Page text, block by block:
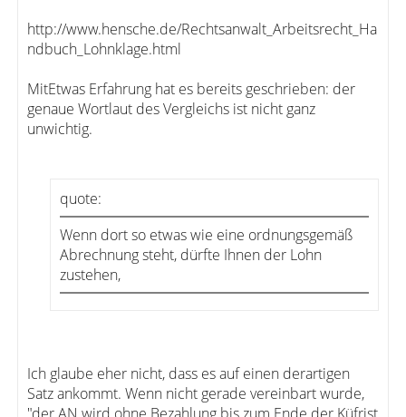
http://www.hensche.de/Rechtsanwalt_Arbeitsrecht_Ha
ndbuch_Lohnklage.html
MitEtwas Erfahrung hat es bereits geschrieben: der
genaue Wortlaut des Vergleichs ist nicht ganz
unwichtig.
quote:
Wenn dort so etwas wie eine ordnungsgemäß
Abrechnung steht, dürfte Ihnen der Lohn
zustehen,
Ich glaube eher nicht, dass es auf einen derartigen
Satz ankommt. Wenn nicht gerade vereinbart wurde,